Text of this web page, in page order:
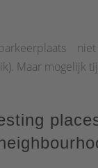
Maar mogelijk